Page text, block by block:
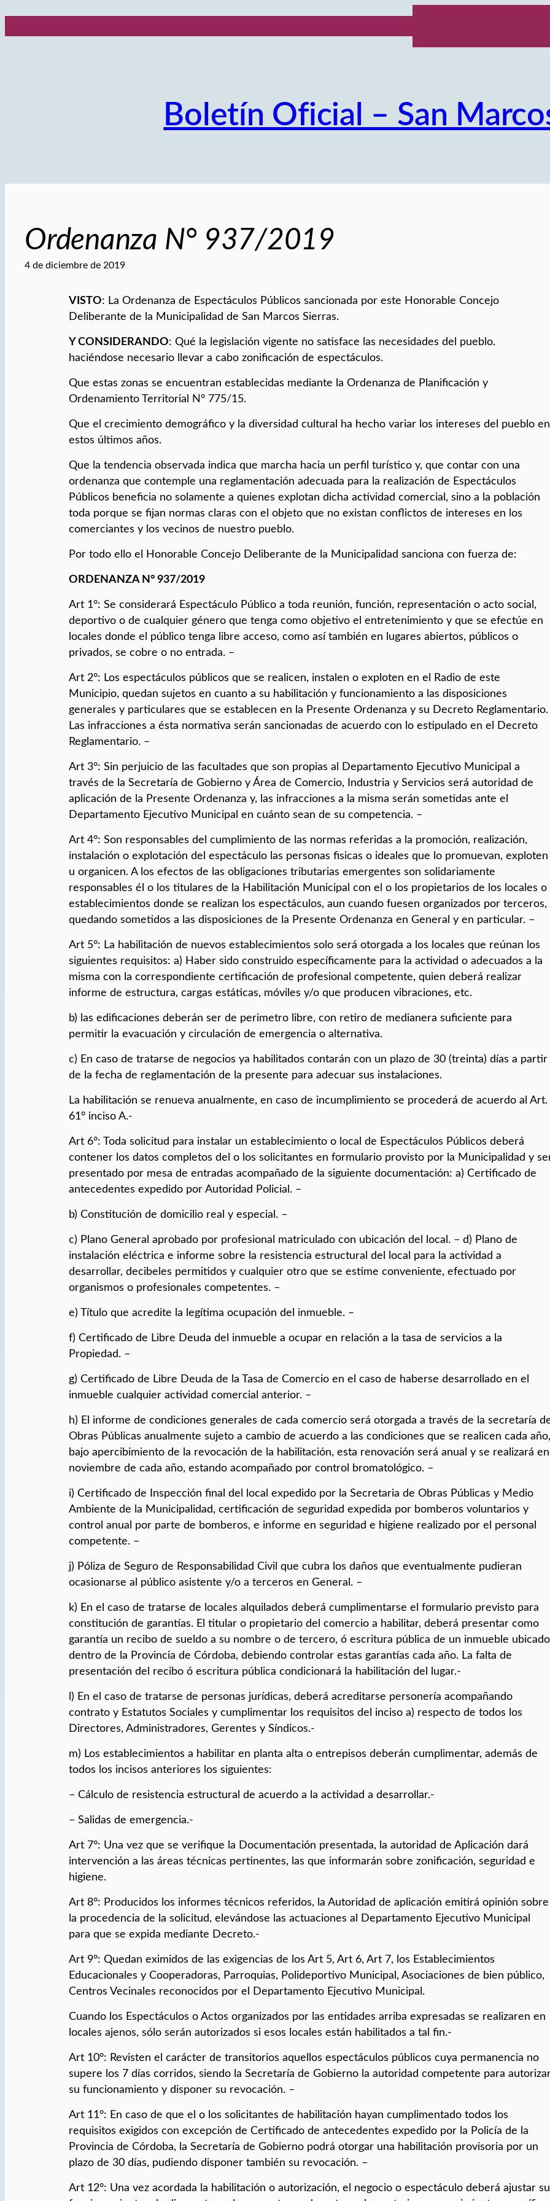
Boletín Oficial – San
Ordenanza N° 937/2019
4 de diciembre de 2019
VISTO: La Ordenanza de Espectáculos Públicos sancionada por este Honorable Concejo
Deliberante de la Municipalidad de San Marcos Sierras.
Y CONSIDERANDO: Qué la legislación vigente no satisface las necesidades del pueblo.
haciéndose necesario llevar a cabo zonificación de espectáculos.
Que estas zonas se encuentran establecidas mediante la Ordenanza de Planificación y
Ordenamiento Territorial N° 775/15.
Que el crecimiento demográfico y la diversidad cultural ha hecho variar los intereses del pueblo en
estos últimos años.
Que la tendencia observada indica que marcha hacia un perfil turístico y, que contar con una
ordenanza que contemple una reglamentación adecuada para la realización de Espectáculos
Públicos beneficia no solamente a quienes explotan dicha actividad comercial, sino a la población
toda porque se fijan normas claras con el objeto que no existan conflictos de intereses en los
comerciantes y los vecinos de nuestro pueblo.
Por todo ello el Honorable Concejo Deliberante de la Municipalidad sanciona con fuerza de:
ORDENANZA N° 937/2019
Art 1°: Se considerará Espectáculo Público a toda reunión, función, representación o acto social,
deportivo o de cualquier género que tenga como objetivo el entretenimiento y que se efectúe en
locales donde el público tenga libre acceso, como así también en lugares abiertos, públicos o
privados, se cobre o no entrada. –
Art 2°: Los espectáculos públicos que se realicen, instalen o exploten en el Radio de este
Municipio, quedan sujetos en cuanto a su habilitación y funcionamiento a las disposiciones
generales y particulares que se establecen en la Presente Ordenanza y su Decreto Reglamentario.
Las infracciones a ésta normativa serán sancionadas de acuerdo con lo estipulado en el Decreto
Reglamentario. –
Art 3°: Sin perjuicio de las facultades que son propias al Departamento Ejecutivo Municipal a
través de la Secretaría de Gobierno y Área de Comercio, Industria y Servicios será autoridad de
aplicación de la Presente Ordenanza y, las infracciones a la misma serán sometidas ante el
Departamento Ejecutivo Municipal en cuánto sean de su competencia. –
Art 4°: Son responsables del cumplimiento de las normas referidas a la promoción, realización,
instalación o explotación del espectáculo las personas fisicas o ideales que lo promuevan, exploten
u organicen. A los efectos de las obligaciones tributarias emergentes son solidariamente
responsables él o los titulares de la Habilitación Municipal con el o los propietarios de los locales o
establecimientos donde se realizan los espectáculos, aun cuando fuesen organizados por terceros,
quedando sometidos a las disposiciones de la Presente Ordenanza en General y en particular. –
Art 5°: La habilitación de nuevos establecimientos solo será otorgada a los locales que reúnan los
siguientes requisitos: a) Haber sido construido específicamente para la actividad o adecuados a la
misma con la correspondiente certificación de profesional competente, quien deberá realizar
informe de estructura, cargas estáticas, móviles y/o que producen vibraciones, etc.
b) las edificaciones deberán ser de perimetro libre, con retiro de medianera suficiente para
permitir la evacuación y circulación de emergencia o alternativa.
c) En caso de tratarse de negocios ya habilitados contarán con un plazo de 30 (treinta) días a partir
de la fecha de reglamentación de la presente para adecuar sus instalaciones.
La habilitación se renueva anualmente, en caso de incumplimiento se procederá de acuerdo al Art.
61° inciso A.-
Art 6°: Toda solicitud para instalar un establecimiento o local de Espectáculos Públicos deberá
contener los datos completos del o los solicitantes en formulario provisto por la Municipalidad y
presentado por mesa de entradas acompañado de la siguiente documentación: a) Certificado de
antecedentes expedido por Autoridad Policial. –
b) Constitución de domicilio real y especial. –
c) Plano General aprobado por profesional matriculado con ubicación del local. – d) Plano de
instalación eléctrica e informe sobre la resistencia estructural del local para la actividad a
desarrollar, decibeles permitidos y cualquier otro que se estime conveniente, efectuado por
organismos o profesionales competentes. –
e) Título que acredite la legítima ocupación del inmueble. –
f) Certificado de Libre Deuda del inmueble a ocupar en relación a la tasa de servicios a la
Propiedad. –
g) Certificado de Libre Deuda de la Tasa de Comercio en el caso de haberse desarrollado en el
inmueble cualquier actividad comercial anterior. –
h) El informe de condiciones generales de cada comercio será otorgada a través de la secretaría
Obras Públicas anualmente sujeto a cambio de acuerdo a las condiciones que se realicen cada año,
bajo apercibimiento de la revocación de la habilitación, esta renovación será anual y se realizará en
noviembre de cada año, estando acompañado por control bromatológico. –
i) Certificado de Inspección final del local expedido por la Secretaria de Obras Públicas y Medio
Ambiente de la Municipalidad, certificación de seguridad expedida por bomberos voluntarios y
control anual por parte de bomberos, e informe en seguridad e higiene realizado por el personal
competente. –
j) Póliza de Seguro de Responsabilidad Civil que cubra los daños que eventualmente pudieran
ocasionarse al público asistente y/o a terceros en General. –
k) En el caso de tratarse de locales alquilados deberá cumplimentarse el formulario previsto para
constitución de garantías. El titular o propietario del comercio a habilitar, deberá presentar como
garantía un recibo de sueldo a su nombre o de tercero, ó escritura pública de un inmueble ubicado
dentro de la Provincia de Córdoba, debiendo controlar estas garantías cada año. La falta de
presentación del recibo ó escritura pública condicionará la habilitación del lugar.-
l) En el caso de tratarse de personas jurídicas, deberá acreditarse personería acompañando
contrato y Estatutos Sociales y cumplimentar los requisitos del inciso a) respecto de todos los
Directores, Administradores, Gerentes y Síndicos.-
m) Los establecimientos a habilitar en planta alta o entrepisos deberán cumplimentar, además de
todos los incisos anteriores los siguientes:
– Cálculo de resistencia estructural de acuerdo a la actividad a desarrollar.-
– Salidas de emergencia.-
Art 7°: Una vez que se verifique la Documentación presentada, la autoridad de Aplicación dará
intervención a las áreas técnicas pertinentes, las que informarán sobre zonificación, seguridad e
higiene.
Art 8°: Producidos los informes técnicos referidos, la Autoridad de aplicación emitirá opinión sobre
la procedencia de la solicitud, elevándose las actuaciones al Departamento Ejecutivo Municipal
para que se expida mediante Decreto.-
Art 9°: Quedan eximidos de las exigencias de los Art 5, Art 6, Art 7, los Establecimientos
Educacionales y Cooperadoras, Parroquias, Polideportivo Municipal, Asociaciones de bien público,
Centros Vecinales reconocidos por el Departamento Ejecutivo Municipal.
Cuando los Espectáculos o Actos organizados por las entidades arriba expresadas se realizaren en
locales ajenos, sólo serán autorizados si esos locales están habilitados a tal fin.-
Art 10°: Revisten el carácter de transitorios aquellos espectáculos públicos cuya permanencia no
supere los 7 días corridos, siendo la Secretaría de Gobierno la autoridad competente para
su funcionamiento y disponer su revocación. –
Art 11°: En caso de que el o los solicitantes de habilitación hayan cumplimentado todos los
requisitos exigidos con excepción de Certificado de antecedentes expedido por la Policía de la
Provincia de Córdoba, la Secretaría de Gobierno podrá otorgar una habilitación provisoria por un
plazo de 30 días, pudiendo disponer también su revocación. –
Art 12°: Una vez acordada la habilitación o autorización, el negocio o espectáculo deberá ajustar su